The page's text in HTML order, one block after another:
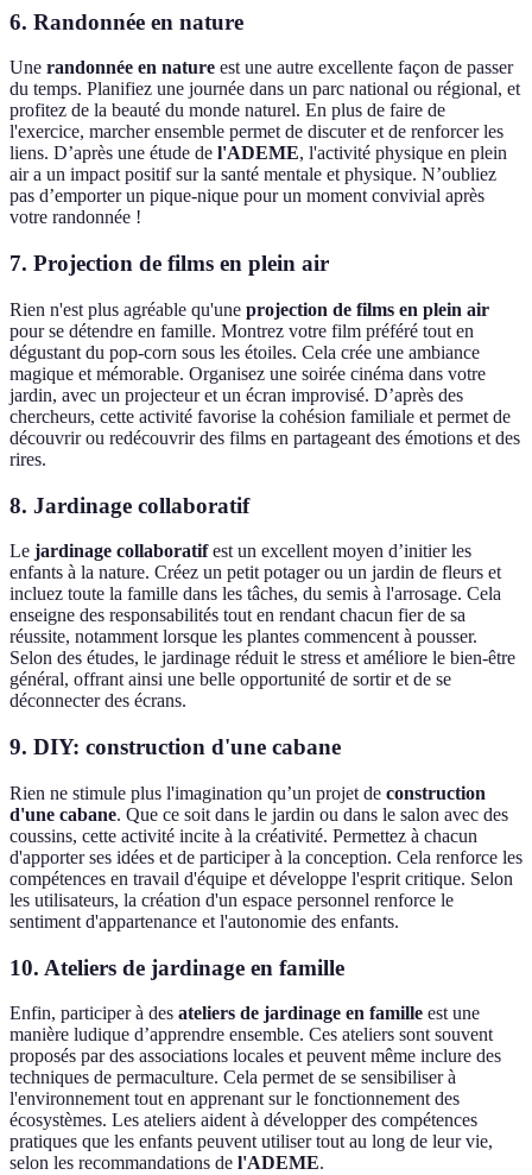
6. Randonnée en nature
Une randonnée en nature est une autre excellente façon de passer
du temps. Planifiez une journée dans un parc national ou régional, et
profitez de la beauté du monde naturel. En plus de faire de
l'exercice, marcher ensemble permet de discuter et de renforcer les
liens. D’après une étude de l'ADEME, l'activité physique en plein
air a un impact positif sur la santé mentale et physique. N’oubliez
pas d’emporter un pique-nique pour un moment convivial après
votre randonnée !
7. Projection de films en plein air
Rien n'est plus agréable qu'une projection de films en plein air
pour se détendre en famille. Montrez votre film préféré tout en
dégustant du pop-corn sous les étoiles. Cela crée une ambiance
magique et mémorable. Organisez une soirée cinéma dans votre
jardin, avec un projecteur et un écran improvisé. D’après des
chercheurs, cette activité favorise la cohésion familiale et permet de
découvrir ou redécouvrir des films en partageant des émotions et des
rires.
8. Jardinage collaboratif
Le jardinage collaboratifest un excellent moyen d’initier les
enfants à la nature. Créez un petit potager ou un jardin de fleurs et
incluez toute la famille dans les tâches, du semis à l'arrosage. Cela
enseigne des responsabilités tout en rendant chacun fier de sa
réussite, notamment lorsque les plantes commencent à pousser.
Selon des études, le jardinage réduit le stress et améliore le bien-être
général, offrant ainsi une belle opportunité de sortir et de se
déconnecter des écrans.
9. DIY: construction d'une cabane
Rien ne stimule plus l'imagination qu’un projet de construction
d'une cabane. Que ce soit dans le jardin ou dans le salon avec des
coussins, cette activité incite à la créativité. Permettez à chacun
d'apporter ses idées et de participer à la conception. Cela renforce les
compétences en travail d'équipe et développe l'esprit critique. Selon
les utilisateurs, la création d'un espace personnel renforce le
sentiment d'appartenance et l'autonomie des enfants.
10. Ateliers de jardinage en famille
Enfin, participer à des ateliers de jardinage en famille est une
manière ludique d’apprendre ensemble. Ces ateliers sont souvent
proposés par des associations locales et peuvent même inclure des
techniques de permaculture. Cela permet de se sensibiliser à
l'environnement tout en apprenant sur le fonctionnement des
écosystèmes. Les ateliers aident à développer des compétences
pratiques que les enfants peuvent utiliser tout au long de leur vie,
selon les recommandations de l'ADEME.